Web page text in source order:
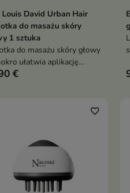
Dodaj do koszyka
Louis David Urban Hair
do masażu skóry
1 sztuka
do masażu skóry głowy
ułatwia aplikację
pielęgnacyjnych i
wypustki, profilowana
oraz równomiernie
odżywkę, maskę
€
favorite_border